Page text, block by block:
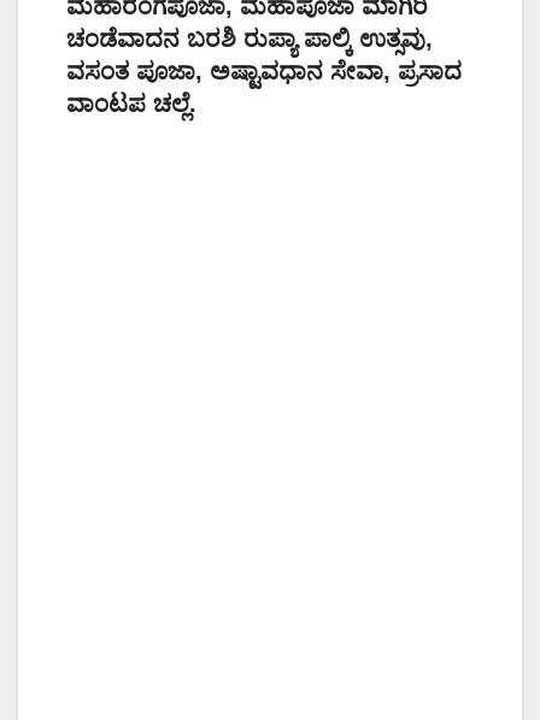
ಮಹಾರಂಗಪೂಜಾ, ಮಹಾಪೂಜಾ ಮಾಗಿರಿ
ಚಂಡೆವಾದನ ಬರಶಿ ರುಪ್ಯಾ ಪಾಲ್ಕಿ ಉತ್ಸವು,
ವಸಂತ ಪೂಜಾ, ಅಷ್ಟಾವಧಾನ ಸೇವಾ, ಪ್ರಸಾದ
ವಾಂಟಪ ಚಲ್ಲೆ.